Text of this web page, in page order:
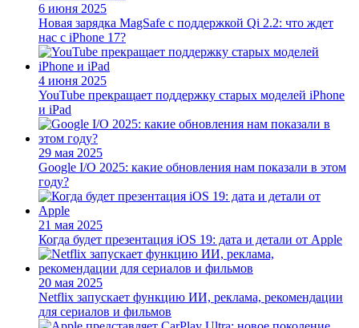
6 июня 2025
Новая зарядка MagSafe с поддержкой Qi 2.2: что ждет
нас с iPhone 17?
4 июня 2025
YouTube прекращает поддержку старых моделей iPhone
и iPad
29 мая 2025
Google I/O 2025: какие обновления нам показали в этом
году?
21 мая 2025
Когда будет презентация iOS 19: дата и детали от Apple
20 мая 2025
Netflix запускает функцию ИИ, реклама, рекомендации
для сериалов и фильмов